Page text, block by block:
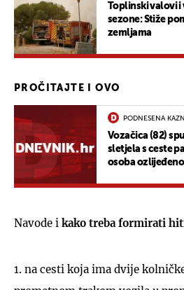
Toplinski valovi
sezone: Stiže
zemljama
PROČITAJTE I OVO
PODNESENA
Vozačica (82)
sletjela s ceste
osoba
Navode i kako treba formirati
1. na cesti koja ima dvije